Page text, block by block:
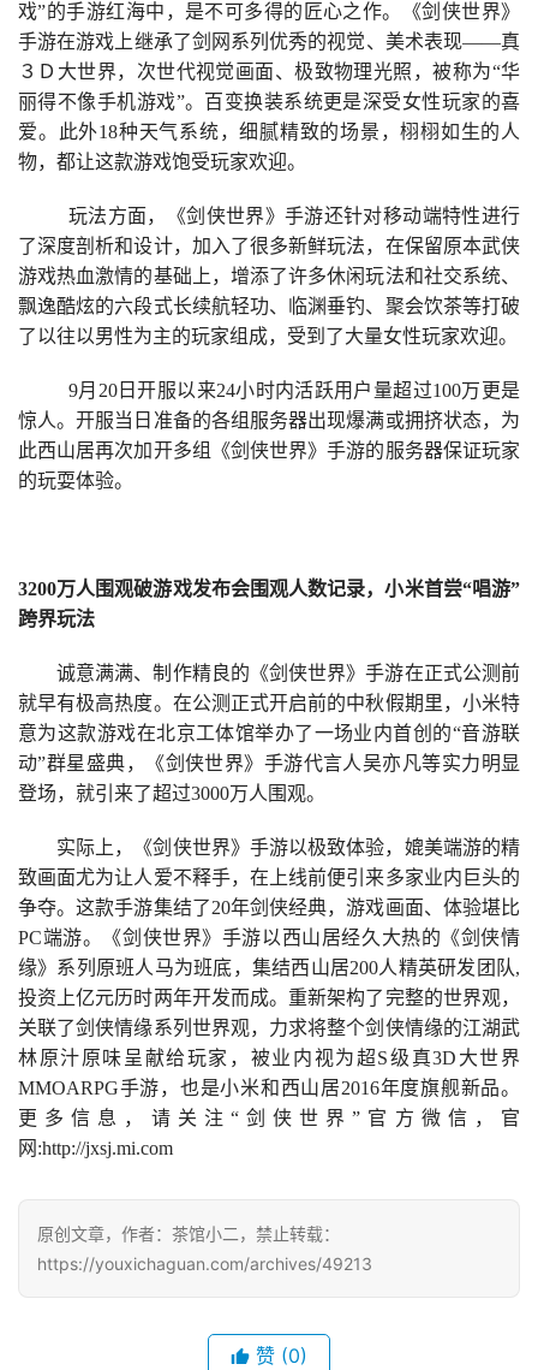
游
戏
业
界
手
游
戏
单
戏
休
2
2
5
第
十
三
金
茶
奖
7
月
3
茶
戏”的手游红海中，是不可多得的匠心之作。《剑侠世界》
手游在游戏上继承了剑网系列优秀的视觉、美术表现——真
３Ｄ大世界，次世代视觉画面、极致物理光照，被称为“华
丽得不像手机游戏”。百变换装系统更是深受女性玩家的喜
爱。此外18种天气系统，细腻精致的场景，栩栩如生的人
物，都让这款游戏饱受玩家欢迎。
玩法方面，《剑侠世界》手游还针对移动端特性进行
了深度剖析和设计，加入了很多新鲜玩法，在保留原本武侠
游戏热血激情的基础上，增添了许多休闲玩法和社交系统、
飘逸酷炫的六段式长续航轻功、临渊垂钓、聚会饮茶等打破
了以往以男性为主的玩家组成，受到了大量女性玩家欢迎。
9月20日开服以来24小时内活跃用户量超过100万更是
惊人。开服当日准备的各组服务器出现爆满或拥挤状态，为
此西山居再次加开多组《剑侠世界》手游的服务器保证玩家
的玩耍体验。
3200万人围观破游戏发布会围观人数记录，小米首尝“唱游”
跨界玩法
诚意满满、制作精良的《剑侠世界》手游在正式公测前
就早有极高热度。在公测正式开启前的中秋假期里，小米特
意为这款游戏在北京工体馆举办了一场业内首创的“音游联
动”群星盛典，《剑侠世界》手游代言人吴亦凡等实力明显
登场，就引来了超过3000万人围观。
实际上，《剑侠世界》手游以极致体验，媲美端游的精
致画面尤为让人爱不释手，在上线前便引来多家业内巨头的
争夺。这款手游集结了20年剑侠经典，游戏画面、体验堪比
PC端游。《剑侠世界》手游以西山居经久大热的《剑侠情
缘》系列原班人马为班底，集结西山居200人精英研发团队,
投资上亿元历时两年开发而成。重新架构了完整的世界观，
关联了剑侠情缘系列世界观，力求将整个剑侠情缘的江湖武
林原汁原味呈献给玩家，被业内视为超S级真3D大世界
MMOARPG手游，也是小米和西山居2016年度旗舰新品。
更多信息，请关注“剑侠世界”官方微信，官
网:http://jxsj.mi.com
原创文章，作者：茶馆小二，禁止转载：
https://youxichaguan.com/archives/49213
赞 (0)